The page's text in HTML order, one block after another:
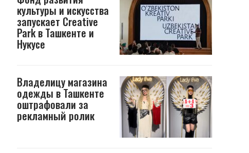
культуры и искусства
запускает Creative
Park в Ташкенте и
Нукусе
Владелицу магазина
одежды в Ташкенте
оштрафовали за
рекламный ролик